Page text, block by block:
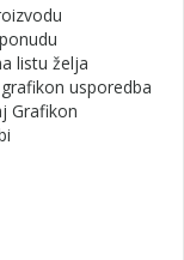
listu želja
usporedba
Grafikon